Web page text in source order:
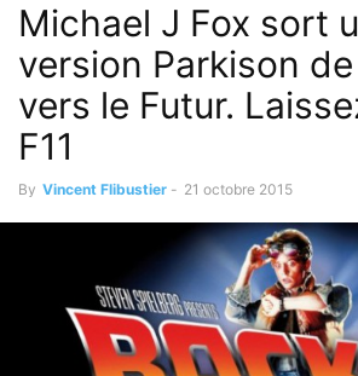
Michael J Fox sort
version Parkison
vers le Futur.
F11
By Vincent Flibustier - 21 octobre 2015